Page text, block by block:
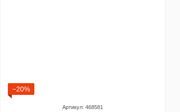
−20%
Артикул: 468581